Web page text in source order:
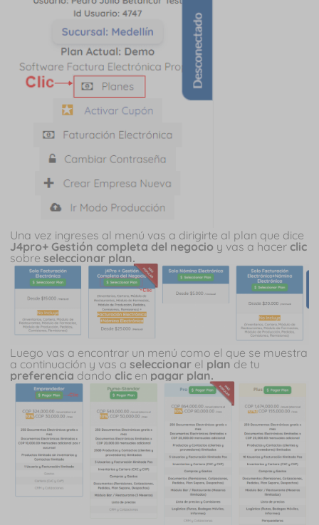
Una vez ingreses al menú vas a dirigirte al plan que dice
J4pro+ Gestión completa del negocio y vas a hacer clic
sobre seleccionar plan.
Luego vas a encontrar un menú como el que se muestra
a continuación y vas a seleccionar el plande tu
preferencia dando clic en pagar plan.